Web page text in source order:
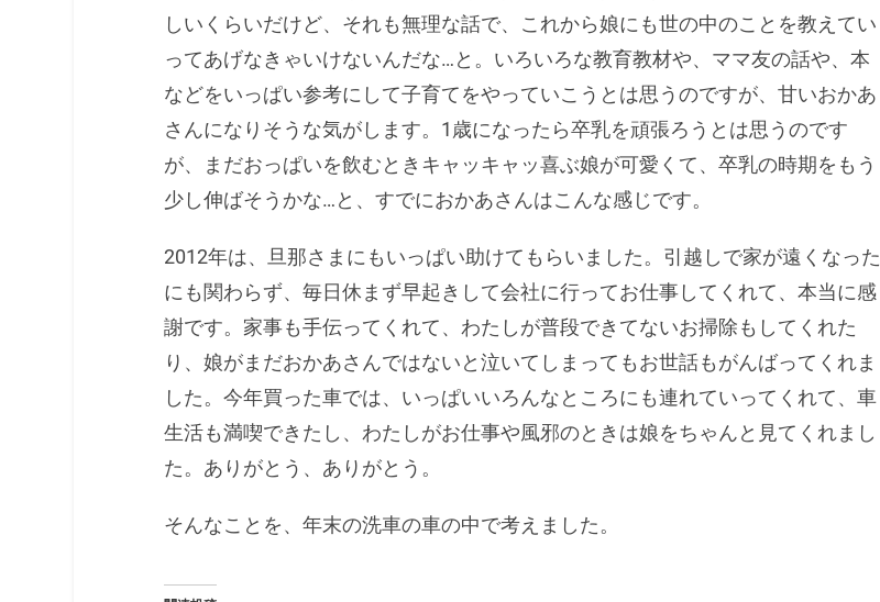
しいくらいだけど、それも無理な話で、これから娘にも世の中のことを教えてい
ってあげなきゃいけないんだな…と。いろいろな教育教材や、ママ友の話や、本
などをいっぱい参考にして子育てをやっていこうとは思うのですが、甘いおかあ
さんになりそうな気がします。1歳になったら卒乳を頑張ろうとは思うのです
が、まだおっぱいを飲むときキャッキャッ喜ぶ娘が可愛くて、卒乳の時期をもう
少し伸ばそうかな…と、すでにおかあさんはこんな感じです。
2012年は、旦那さまにもいっぱい助けてもらいました。引越しで家が遠くなった
にも関わらず、毎日休まず早起きして会社に行ってお仕事してくれて、本当に感
謝です。家事も手伝ってくれて、わたしが普段できてないお掃除もしてくれた
り、娘がまだおかあさんではないと泣いてしまってもお世話もがんばってくれま
した。今年買った車では、いっぱいいろんなところにも連れていってくれて、車
生活も満喫できたし、わたしがお仕事や風邪のときは娘をちゃんと見てくれまし
た。ありがとう、ありがとう。
そんなことを、年末の洗車の車の中で考えました。